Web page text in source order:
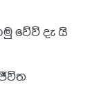
වේවි දැ යි